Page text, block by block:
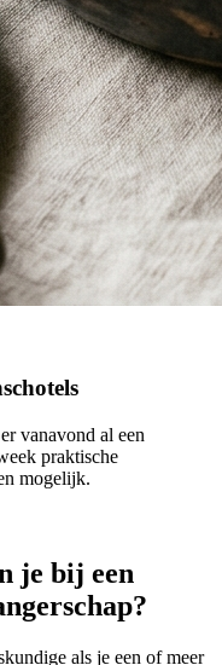
vanavond al een
praktische
mogelijk.
je bij een
als je een of meer